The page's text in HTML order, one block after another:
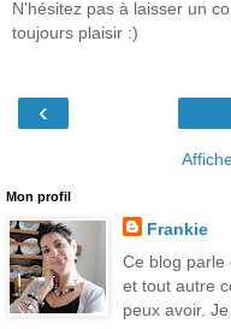
N'hésitez pas à laisser un
toujours plaisir :)
‹
Mon profil
Frankie
Ce blog parle
et tout autre
peux avoir.